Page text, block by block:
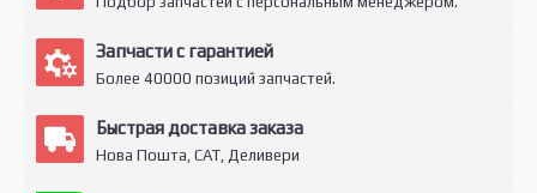
Запчасти с гарантией
Более 40000 позиций запчастей.
Быстрая доставка заказа
Нова Пошта, САТ, Деливери